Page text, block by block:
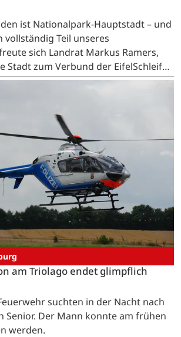
ist Nationalpark-Hauptstadt – und
vollständig Teil unseres
sich Landrat Markus Ramers,
Stadt zum Verbund der EifelSchleifen
»Ich finde das einen ganz…
am Triolago endet glimpflich
suchten in der Nacht nach
Senior. Der Mann konnte am frühen
werden.